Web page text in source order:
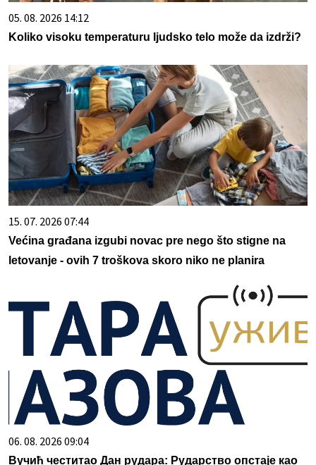
05. 08. 2026 14:12
Koliko visoku temperaturu ljudsko telo može da izdrži?
15. 07. 2026 07:44
Većina građana izgubi novac pre nego što stigne na
letovanje - ovih 7 troškova skoro niko ne planira
06. 08. 2026 09:04
Вучић честитао Дан рудара: Рударство опстаје као